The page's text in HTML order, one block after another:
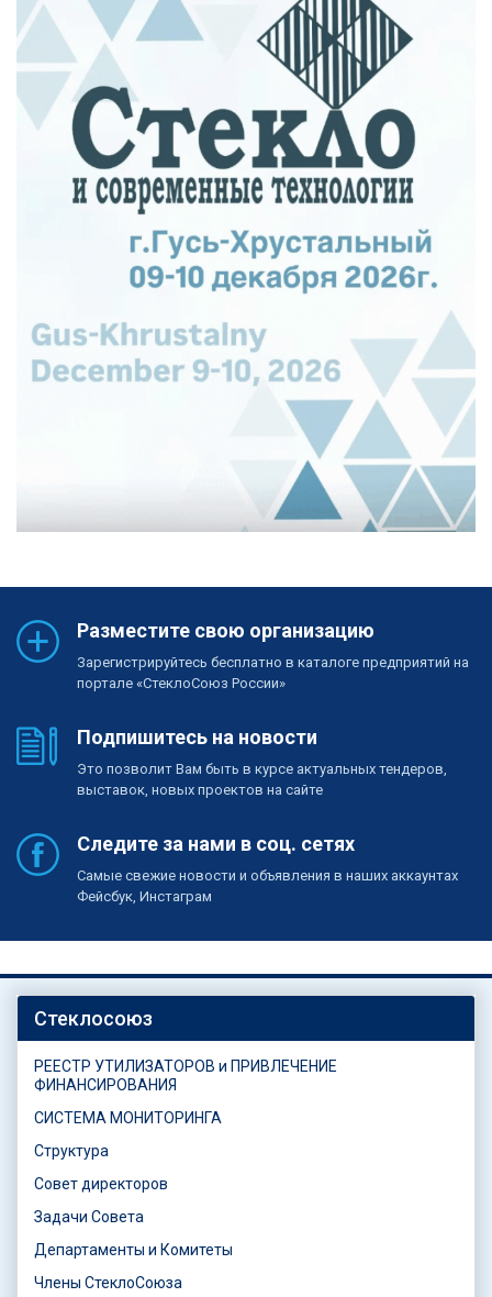
Разместите свою организацию
Зарегистрируйтесь бесплатно в каталоге предприятий на
портале «СтеклоСоюз России»
Подпишитесь на новости
Это позволит Вам быть в курсе актуальных тендеров,
выставок, новых проектов на сайте
Следите за нами в соц. сетях
Самые свежие новости и объявления в наших аккаунтах
Фейсбук, Инстаграм
Стеклосоюз
РЕЕСТР УТИЛИЗАТОРОВ и ПРИВЛЕЧЕНИЕ
ФИНАНСИРОВАНИЯ
СИСТЕМА МОНИТОРИНГА
Структура
Совет директоров
Задачи Совета
Департаменты и Комитеты
Члены СтеклоСоюза